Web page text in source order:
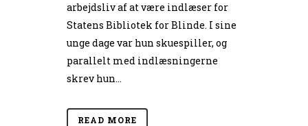
arbejdsliv af at være indlæser for
Statens Bibliotek for Blinde. I sine
unge dage var hun skuespiller, og
parallelt med indlæsningerne
skrev hun...
READ MORE